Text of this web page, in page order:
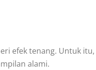
efek tenang. Untuk
alami.